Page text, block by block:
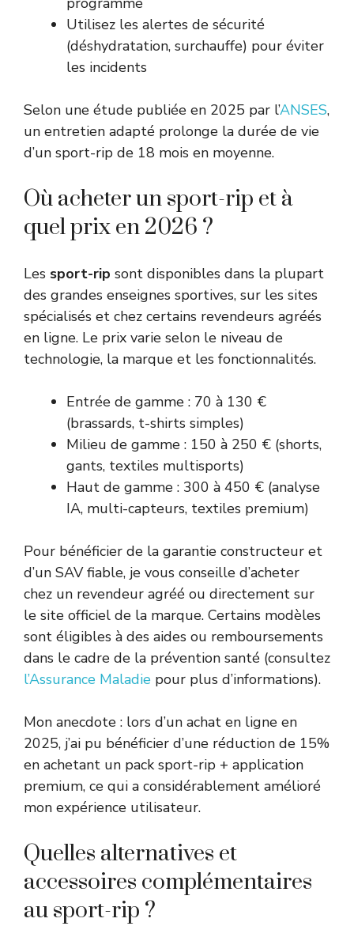
Utilisez les alertes de sécurité
(déshydratation, surchauffe) pour éviter
les incidents
Selon une étude publiée en 2025 par l’ANSES,
un entretien adapté prolonge la durée de vie
d’un sport-rip de 18 mois en moyenne.
Où acheter un sport-rip et à
quel prix en 2026 ?
Les sport-rip sont disponibles dans la plupart
des grandes enseignes sportives, sur les sites
spécialisés et chez certains revendeurs agréés
en ligne. Le prix varie selon le niveau de
technologie, la marque et les fonctionnalités.
Entrée de gamme : 70 à 130 €
(brassards, t-shirts simples)
Milieu de gamme : 150 à 250 € (shorts,
gants, textiles multisports)
Haut de gamme : 300 à 450 € (analyse
IA, multi-capteurs, textiles premium)
Pour bénéficier de la garantie constructeur et
d’un SAV fiable, je vous conseille d’acheter
chez un revendeur agréé ou directement sur
le site officiel de la marque. Certains modèles
sont éligibles à des aides ou remboursements
dans le cadre de la prévention santé (consultez
l’Assurance Maladie pour plus d’informations).
Mon anecdote : lors d’un achat en ligne en
2025, j’ai pu bénéficier d’une réduction de 15%
en achetant un pack sport-rip + application
premium, ce qui a considérablement amélioré
mon expérience utilisateur.
Quelles alternatives et
accessoires complémentaires
au sport-rip ?